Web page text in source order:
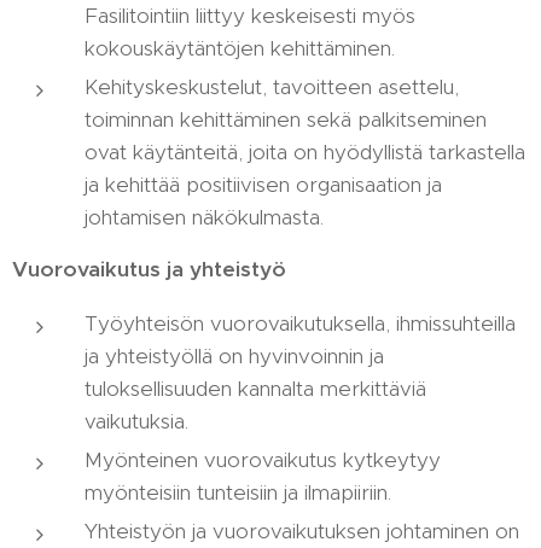
Fasilitointiin liittyy keskeisesti myös
kokouskäytäntöjen kehittäminen.
Kehityskeskustelut, tavoitteen asettelu,
toiminnan kehittäminen sekä palkitseminen
ovat käytänteitä, joita on hyödyllistä tarkastella
ja kehittää positiivisen organisaation ja
johtamisen näkökulmasta.
Vuorovaikutus ja yhteistyö
Työyhteisön vuorovaikutuksella, ihmissuhteilla
ja yhteistyöllä on hyvinvoinnin ja
tuloksellisuuden kannalta merkittäviä
vaikutuksia.
Myönteinen vuorovaikutus kytkeytyy
myönteisiin tunteisiin ja ilmapiiriin.
Yhteistyön ja vuorovaikutuksen johtaminen on